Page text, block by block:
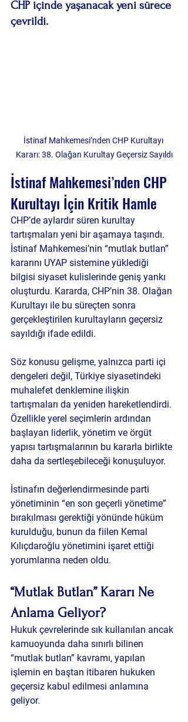
CHP içinde yaşanacak yeni sürece
çevrildi.
İstinaf Mahkemesi’nden CHP Kurultayı
Kararı: 38. Olağan Kurultay Geçersiz Sayıldı
İstinaf Mahkemesi’nden CHP
Kurultayı İçin Kritik Hamle
CHP’de aylardır süren kurultay
tartışmaları yeni bir aşamaya taşındı.
İstinaf Mahkemesi’nin “mutlak butlan”
kararını UYAP sistemine yüklediği
bilgisi siyaset kulislerinde geniş yankı
oluşturdu. Kararda, CHP’nin 38. Olağan
Kurultayı ile bu süreçten sonra
gerçekleştirilen kurultayların geçersiz
sayıldığı ifade edildi.
Söz konusu gelişme, yalnızca parti içi
dengeleri değil, Türkiye siyasetindeki
muhalefet denklemine ilişkin
tartışmaları da yeniden hareketlendirdi.
Özellikle yerel seçimlerin ardından
başlayan liderlik, yönetim ve örgüt
yapısı tartışmalarının bu kararla birlikte
daha da sertleşebileceği konuşuluyor.
İstinafın değerlendirmesinde parti
yönetiminin “en son geçerli yönetime”
bırakılması gerektiği yönünde hüküm
kurulduğu, bunun da fiilen Kemal
Kılıçdaroğlu yönetimini işaret ettiği
yorumlarına neden oldu.
“Mutlak Butlan” Kararı Ne
Anlama Geliyor?
Hukuk çevrelerinde sık kullanılan ancak
kamuoyunda daha sınırlı bilinen
“mutlak butlan” kavramı, yapılan
işlemin en baştan itibaren hukuken
geçersiz kabul edilmesi anlamına
geliyor.